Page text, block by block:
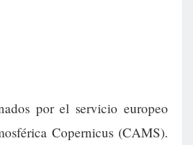
por el servicio europeo
Copernicus (CAMS).